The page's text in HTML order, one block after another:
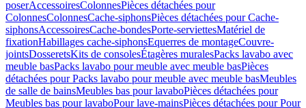
poserAccessoiresColonnesPièces détachées pour
ColonnesColonnesCache-siphonsPièces détachées pour Cache-
siphonsAccessoiresCache-bondesPorte-serviettesMatériel de
fixationHabillages cache-siphonsEquerres de montageCouvre-
jointsDosseretsKits de consolesÉtagères muralesPacks lavabo avec
meuble basPacks lavabo pour meuble avec meuble basPièces
détachées pour Packs lavabo pour meuble avec meuble basMeubles
de salle de bainsMeubles bas pour lavaboPièces détachées pour
Meubles bas pour lavaboPour lave-mainsPièces détachées pour Pour